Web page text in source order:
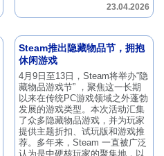
23.04.2026
Steam推出隐藏物品节，拥抱
休闲游戏
4月9日至13日，Steam将举办“隐
藏物品游戏节” ，聚焦这一长期
以来在传统PC游戏领域之外蓬勃
发展的游戏类型。本次活动汇集
了众多隐藏物品游戏，并为玩家
提供主题折扣、试玩版和游戏推
荐。多年来，Steam 一直被广泛
认为是中硬核玩家的聚集地，以